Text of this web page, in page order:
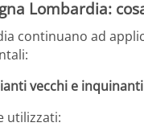
Lombardia:
continuano ad
vecchi e inquinanti
utilizzati: